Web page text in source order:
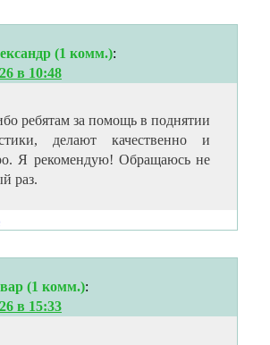
(1 комм.):
в 10:48
ребятам за помощь в поднятии
делают качественно и
Я рекомендую! Обращаюсь не
раз.
(1 комм.):
в 15:33